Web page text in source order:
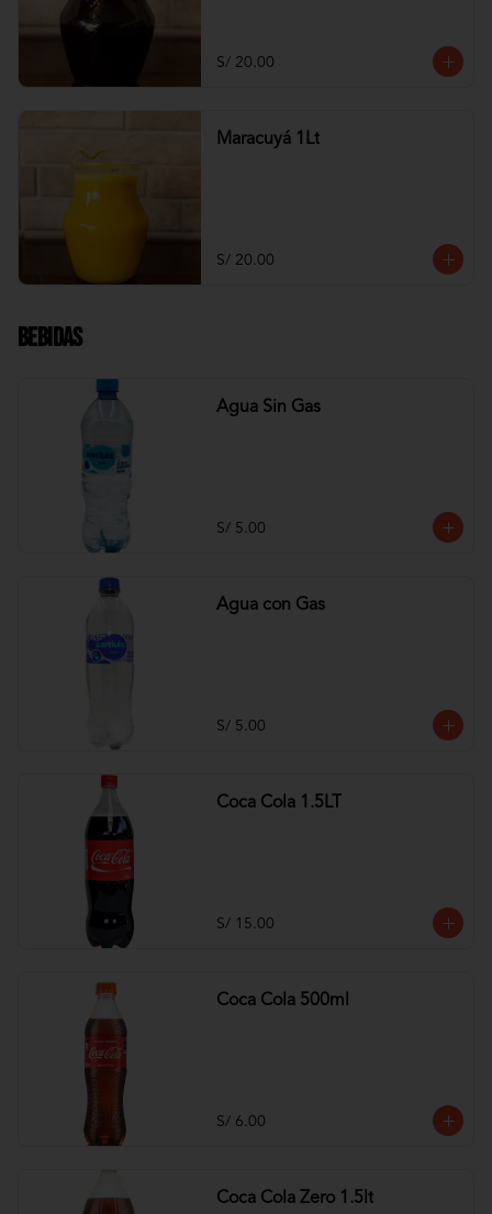
S/ 20.00
Maracuyá 1Lt
S/ 20.00
Bebidas
Agua Sin Gas
S/ 5.00
Agua con Gas
S/ 5.00
Coca Cola 1.5LT
S/ 15.00
Coca Cola 500ml
S/ 6.00
Coca Cola Zero 1.5lt